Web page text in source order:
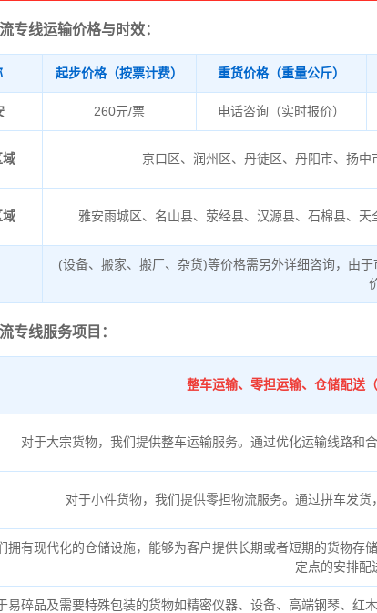
专线运输价格与时效：
起步价格（按票计费） 重货价格（重量公斤）
260元/票 电话咨询（实时报价）
域 京口区、润州区、丹徒区、丹阳市、扬中
域 雅安雨城区、名山县、荥经县、汉源县、石棉县、天
(设备、搬家、搬厂、杂货)等价格需另外详细咨询，由
专线服务项目：
整车运输、零担运输、仓储配送
对于大宗货物，我们提供整车运输服务。通过优化运输线路和
对于小件货物，我们提供零担物流服务。通过拼车发货
拥有现代化的仓储设施，能够为客户提供长期或者短期的货物存
定点的安排配
易碎品及需要特殊包装的货物如精密仪器、设备、高端钢琴、红